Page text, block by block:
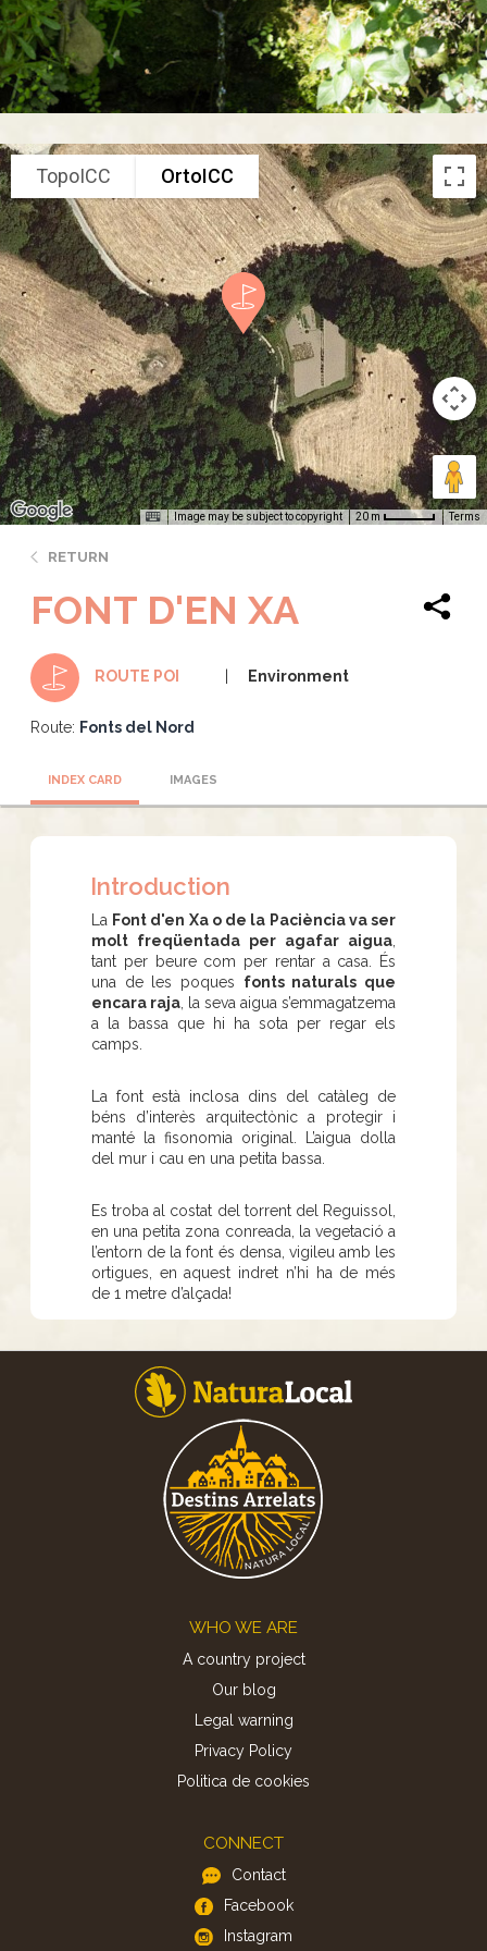
TopoICC OrtoICC
Image may be subject to copyright 20 m Terms
RETURN
FONT D'EN XA
ROUTE POI Environment
Route: Fonts del Nord
INDEX CARD IMAGES
Introduction
La Font d'en Xa o de la Paciència va ser
molt freqüentada per agafar aigua
tant per beure com per rentar a casa. És
una de les poques fonts naturals que
encara raja , la seva aigua s’emmagatzema
a la bassa que hi ha sota per regar els
camps.
La font està inclosa dins del catàleg de
béns d’interès arquitectònic a protegir i
manté la fisonomia original. L’aigua dolla
del mur i cau en una petita bassa.
Es troba al costat del torrent del Reguissol,
en una petita zona conreada, la vegetació a
l’entorn de la font és densa, vigileu amb les
ortigues, en aquest indret n’hi ha de més
de 1 metre d’alçada!
WHO WE ARE
A country project
Our blog
Legal warning
Privacy Policy
Politica de cookies
CONNECT
Contact
Facebook
Instagram